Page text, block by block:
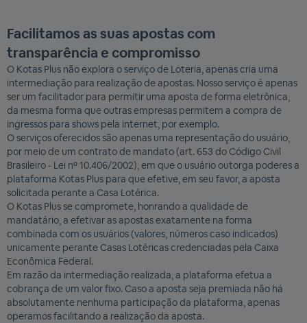
Facilitamos as suas apostas com
transparência e compromisso
O Kotas Plus não explora o serviço de Loteria, apenas cria uma
intermediação para realização de apostas. Nosso serviço é apenas
ser um facilitador para permitir uma aposta de forma eletrônica,
da mesma forma que outras empresas permitem a compra de
ingressos para shows pela internet, por exemplo.
O serviços oferecidos são apenas uma representação do usuário,
por meio de um contrato de mandato (art. 653 do Código Civil
Brasileiro - Lei nº 10.406/2002), em que o usuário outorga poderes a
plataforma Kotas Plus para que efetive, em seu favor, a aposta
solicitada perante a Casa Lotérica.
O Kotas Plus se compromete, honrando a qualidade de
mandatário, a efetivar as apostas exatamente na forma
combinada com os usuários (valores, números caso indicados)
unicamente perante Casas Lotéricas credenciadas pela Caixa
Econômica Federal.
Em razão da intermediação realizada, a plataforma efetua a
cobrança de um valor fixo. Caso a aposta seja premiada não há
absolutamente nenhuma participação da plataforma, apenas
operamos facilitando a realização da aposta.